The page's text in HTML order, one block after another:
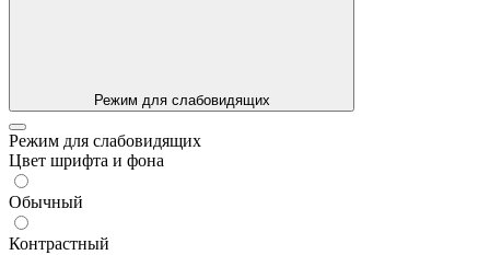
Режим для слабовидящих
Режим для слабовидящих
Цвет шрифта и фона
Обычный
Контрастный